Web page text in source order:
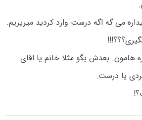
می گه اگه درست وارد کردید میریزیم.
بعدش بگو مثلا خانم یا اقای
یا درست.